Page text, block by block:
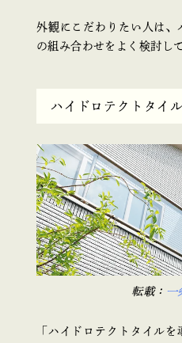
外観にこだわりたい人は、
の組み合わせをよく検討し
ハイドロテクトタイ
転載： 一
「ハイドロテクトタイル